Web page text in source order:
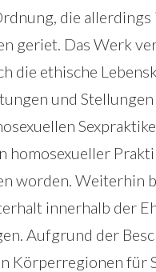
die
geriet. Das Werk
die ethische
und
homosexueller
worden. Weiterhin
innerhalb der
Aufgrund der
Körperregionen für